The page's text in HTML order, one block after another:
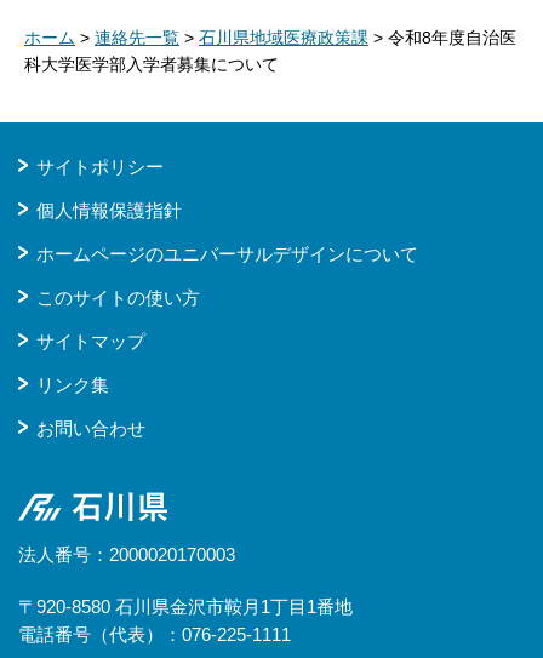
ホーム > 連絡先一覧 > 石川県地域医療政策課 > 令和8年度自治医
科大学医学部入学者募集について
サイトポリシー
個人情報保護指針
ホームページのユニバーサルデザインについて
このサイトの使い方
サイトマップ
リンク集
お問い合わせ
石川県
法人番号：2000020170003
〒920-8580 石川県金沢市鞍月1丁目1番地
電話番号（代表）：076-225-1111